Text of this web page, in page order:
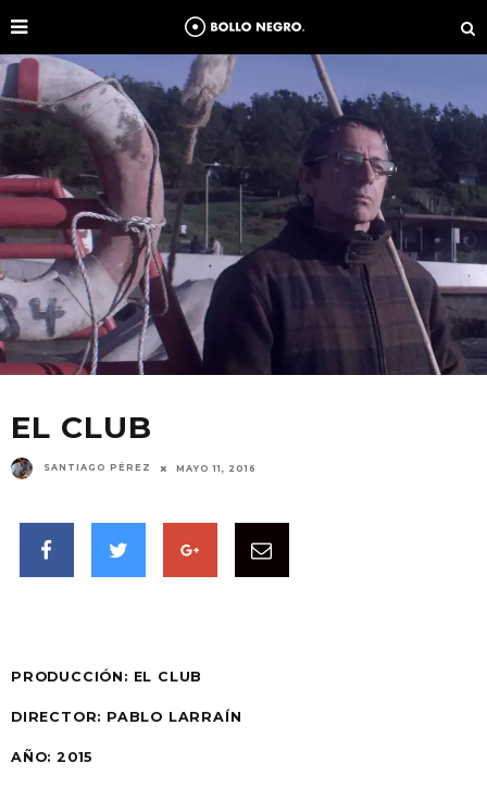
EL CLUB
SANTIAGO PÉREZ MAYO 11, 2016
PRODUCCIÓN: EL CLUB
DIRECTOR: PABLO LARRAÍN
AÑO: 2015